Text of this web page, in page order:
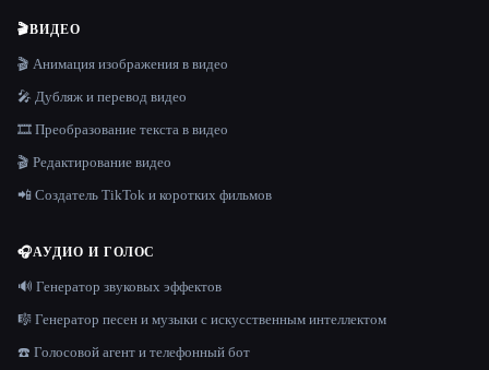
🎬ВИДЕО
🎬 Анимация изображения в видео
🎤 Дубляж и перевод видео
🎞️ Преобразование текста в видео
🎬 Редактирование видео
📲 Создатель TikTok и коротких фильмов
🎧АУДИО И ГОЛОС
🔊 Генератор звуковых эффектов
🎼 Генератор песен и музыки с искусственным интеллектом
☎️ Голосовой агент и телефонный бот